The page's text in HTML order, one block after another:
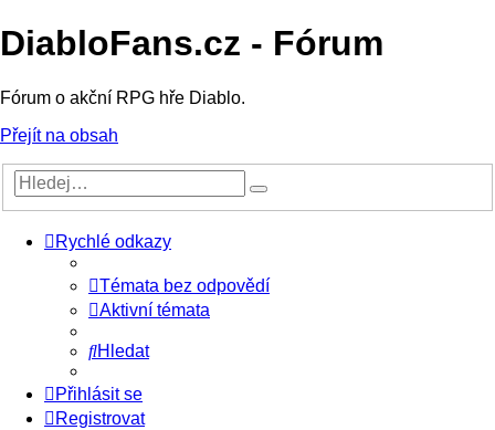
DiabloFans.cz - Fórum
Fórum o akční RPG hře Diablo.
Přejít na obsah
Rychlé odkazy
Témata bez odpovědí
Aktivní témata
Hledat
Přihlásit se
Registrovat